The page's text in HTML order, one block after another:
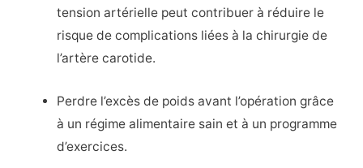
tension artérielle peut contribuer à réduire le
risque de complications liées à la chirurgie de
l’artère carotide.
Perdre l’excès de poids avant l’opération grâce
à un régime alimentaire sain et à un programme
d’exercices.